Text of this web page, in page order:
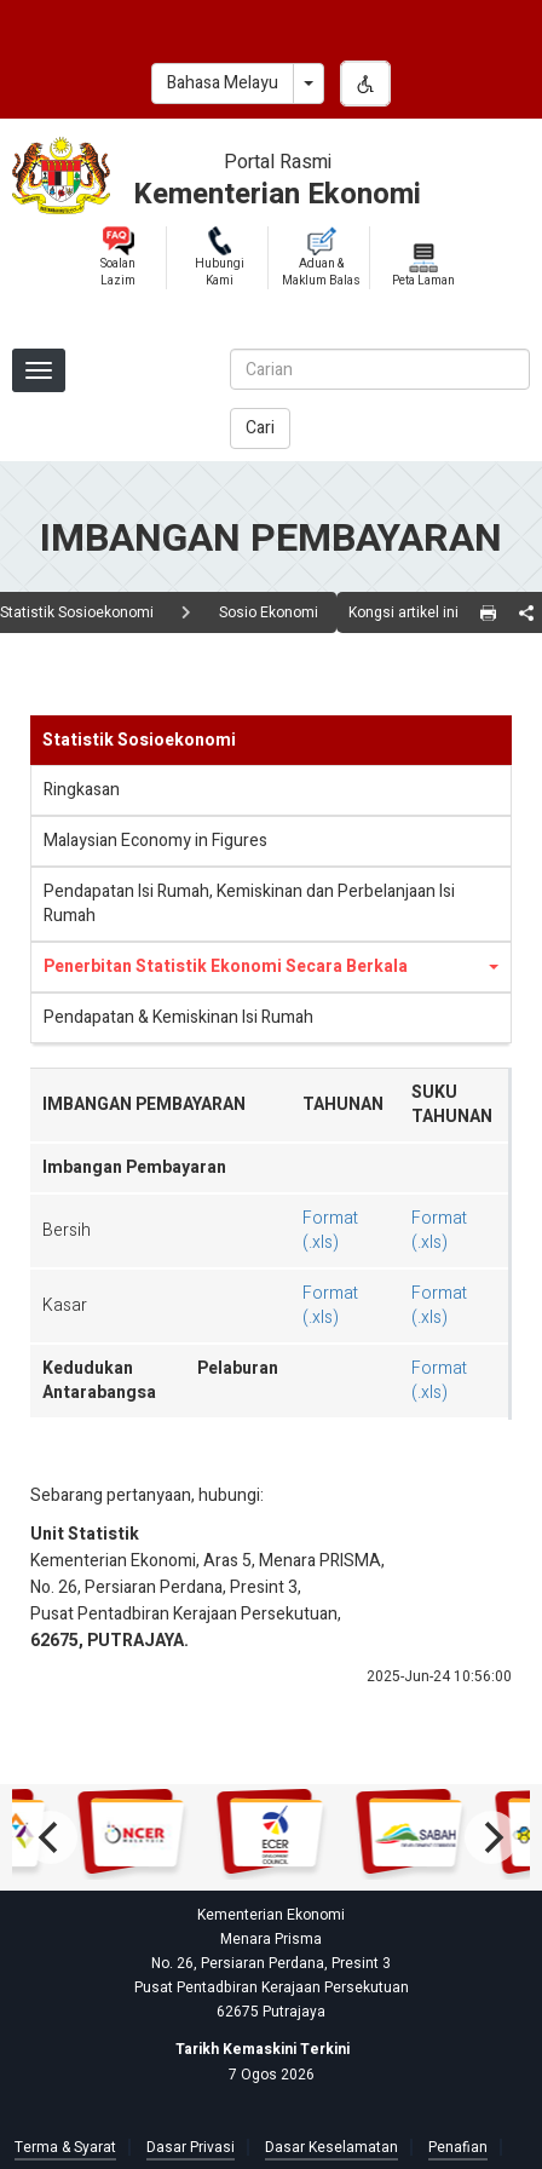
Bahasa Melayu Toggle Dropdown
Portal Rasmi
Kementerian Ekonomi
Soalan
Lazim
Hubungi
Kami
Aduan &
Maklum Balas
Peta Laman
Cari
IMBANGAN PEMBAYARAN
Statistik Sosioekonomi Sosio Ekonomi Kongsi artikel ini
Statistik Sosioekonomi
Ringkasan
Malaysian Economy in Figures
Pendapatan Isi Rumah, Kemiskinan dan Perbelanjaan Isi
Rumah
Penerbitan Statistik Ekonomi Secara Berkala
Pendapatan & Kemiskinan Isi Rumah
IMBANGAN PEMBAYARAN TAHUNAN
SUKU
TAHUNAN
Imbangan Pembayaran
Bersih
Format
(.xls)
Format
(.xls)
Kasar
Format
(.xls)
Format
(.xls)
Kedudukan Pelaburan
Antarabangsa
Format
(.xls)
Sebarang pertanyaan, hubungi:
Unit Statistik
Kementerian Ekonomi, Aras 5, Menara PRISMA,
No. 26, Persiaran Perdana, Presint 3,
Pusat Pentadbiran Kerajaan Persekutuan,
62675, PUTRAJAYA.
2025-Jun-24 10:56:00
Kementerian Ekonomi
Menara Prisma
No. 26, Persiaran Perdana, Presint 3
Pusat Pentadbiran Kerajaan Persekutuan
62675 Putrajaya
Tarikh Kemaskini Terkini
7 Ogos 2026
Terma & Syarat Dasar Privasi Dasar Keselamatan Penafian